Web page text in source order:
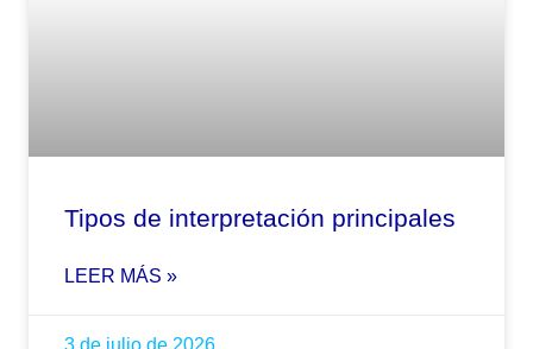
Tipos de interpretación principales
LEER MÁS »
3 de julio de 2026